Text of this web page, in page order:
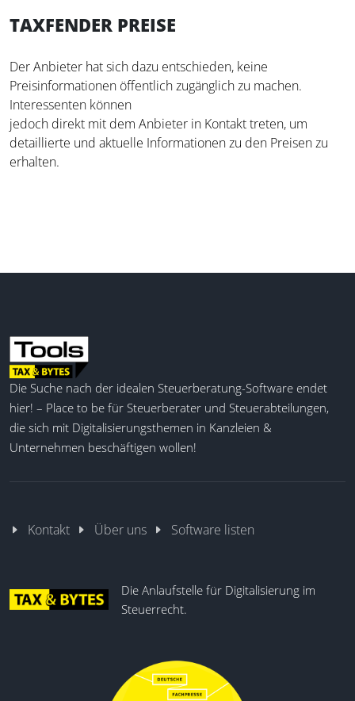
TAXFENDER PREISE
Der Anbieter hat sich dazu entschieden, keine
Preisinformationen öffentlich zugänglich zu machen.
Interessenten können
jedoch direkt mit dem Anbieter in Kontakt treten, um
detaillierte und aktuelle Informationen zu den Preisen zu
erhalten.
Die Suche nach der idealen Steuerberatung-Software endet
hier! – Place to be für Steuerberater und Steuerabteilungen,
die sich mit Digitalisierungsthemen in Kanzleien &
Unternehmen beschäftigen wollen!
Kontakt Über uns Software listen
Die Anlaufstelle für Digitalisierung im
Steuerrecht.